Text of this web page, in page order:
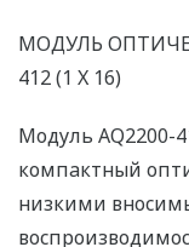
МОДУЛЬ
412 (1 X 16)
Модуль AQ2200-
компактный
низкими